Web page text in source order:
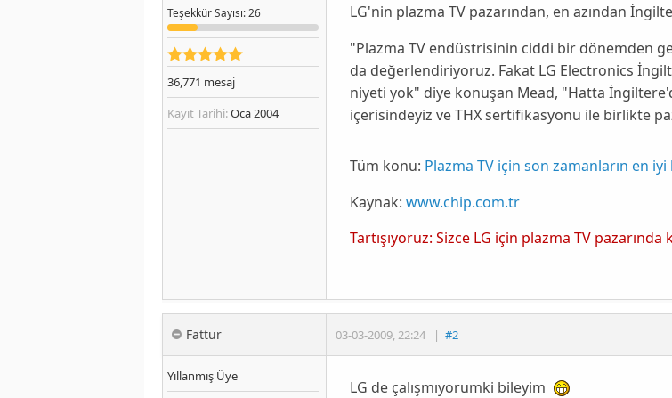
TeşekkürSayısı: 26
36,771 mesaj
Kayıt Tarihi:Oca 2004
LG'nin plazma TV pazarından, en azından
"Plazma TVendüstrisinin ciddi bir dönemden
da değerlendiriyoruz. Fakat LG Electronics
niyeti yok" diye konuşan Mead, "Hatta
içerisindeyiz veTHXsertifikasyonu ile birlikte
Tüm konu: Plazma TV için son zamanların en
Kaynak: www.chip.com.tr
Tartışıyoruz: Sizce LG için plazma TV pazarında
Fattur 03-03-2009,22:24 | #2
Yıllanmış Üye
LG de çalışmıyorumki bileyim